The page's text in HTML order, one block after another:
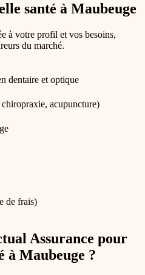
santé à Maubeuge
à votre profil et vos besoins,
du marché.
dentaire et optique
acupuncture)
de frais)
Assurance pour
à Maubeuge ?